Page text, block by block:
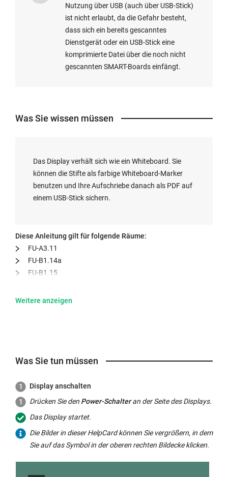
Nutzung über USB (auch über USB-Stick)
ist nicht erlaubt, da die Gefahr besteht,
dass sich ein bereits gescanntes
Dienstgerät oder ein USB-Stick eine
komprimierte Datei über die noch nicht
gescannten SMART-Boards einfängt.
Was Sie wissen müssen
Das Displayverhält sich wie ein Whiteboard. Sie
können die Stifte als farbigeWhiteboard-Marker
benutzen und Ihre Aufschriebe danach als PDF auf
einem USB-Stick sichern.
Diese Anleitung gilt für folgende Räume:
FU-A3.11
FU-B1.14a
FU-B1.15
Was Sie tun müssen
Displayanschalten
Drücken Sie den Power-Schalteran der Seite desDisplays.
DasDisplaystartet.
Die Bilder in dieserHelpCardkönnen Sie vergrößern, in dem
Sie auf das Symbol in der oberen rechten Bildecke klicken.